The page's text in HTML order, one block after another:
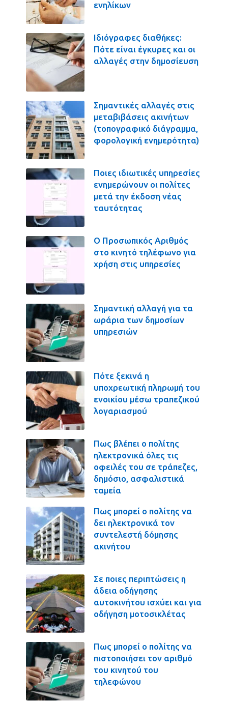
ενηλίκων
Ιδιόγραφες διαθήκες:
Πότε είναι έγκυρες και οι
αλλαγές στην δημοσίευση
Σημαντικές αλλαγές στις
μεταβιβάσεις ακινήτων
(τοπογραφικό διάγραμμα,
φορολογική ενημερότητα)
Ποιες ιδιωτικές υπηρεσίες
ενημερώνουν οι πολίτες
μετά την έκδοση νέας
ταυτότητας
Ο Προσωπικός Αριθμός
στο κινητό τηλέφωνο για
χρήση στις υπηρεσίες
Σημαντική αλλαγή για τα
ωράρια των δημοσίων
υπηρεσιών
Πότε ξεκινά η
υποχρεωτική πληρωμή του
ενοικίου μέσω τραπεζικού
λογαριασμού
Πως βλέπει ο πολίτης
ηλεκτρονικά όλες τις
οφειλές του σε τράπεζες,
δημόσιο, ασφαλιστικά
ταμεία
Πως μπορεί ο πολίτης να
δει ηλεκτρονικά τον
συντελεστή δόμησης
ακινήτου
Σε ποιες περιπτώσεις η
άδεια οδήγησης
αυτοκινήτου ισχύει και για
οδήγηση μοτοσικλέτας
Πως μπορεί ο πολίτης να
πιστοποιήσει τον αριθμό
του κινητού του
τηλεφώνου